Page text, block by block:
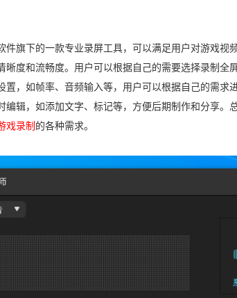
件旗下的一款专业录屏工具，可以满足用户对游戏
晰度和流畅度。用户可以根据自己的需要选择录制
置，如帧率、音频输入等，用户可以根据自己的需
编辑，如添加文字、标记等，方便后期制作和分享。
戏录制 的各种需求。